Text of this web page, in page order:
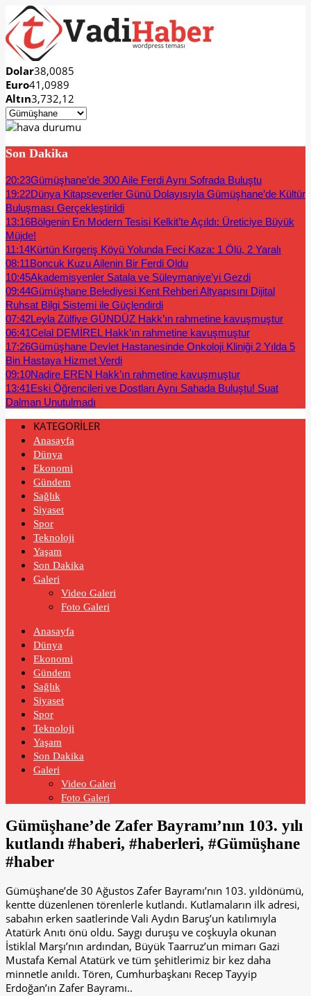
Dolar38,0085
Euro41,0989
Altın3,732,12
Son Dakika
20:23Gümüşhane’de 300 Aile Ferdi Aynı Sofrada Buluştu
19:22Dünya Kitapseverler Günü Dolayısıyla Gümüşhane’de Kültür
Buluşması Gerçekleştirildi
13:16Bölgenin En Modern Tesisi Kelkit’te Açıldı: Üreticiye Büyük
Müjde!
11:14Kürtün Kırgeriş Köyü Yolunda Feci Kaza: 1 Ölü, 2 Yaralı
08:11Boncuk Kuzu Ailenin Bir Ferdi Oldu
10:45Akademisyenler Satala ve Süleymaniye’yi Gezdi
09:44Gümüşhane Belediyesi Kent Rehberi Altyapısını Dijital
Ruhsat Bilgi Sistemi ile Güçlendirdi
07:42Leyla Zülfiye GÜNDÜZ Hakk’ın rahmetine kavuşmuştur
06:41Celal DEMİREL Hakk’ın rahmetine kavuşmuştur
17:26Gümüşhane Devlet Hastanesinde Onkoloji Kliniği 2 Yılda 5
Bin Hastaya Hizmet Verdi
09:10Nadire EREN Hakk’ın rahmetine kavuşmuştur
13:41Eski Öğrencileri ve Dostları Aynı Sahada Buluştu! Suat
Dalman Unutulmadı
KATEGORİLER
Anasayfa
Dünya
Ekonomi
Gündem
Sağlık
Siyaset
Spor
Teknoloji
Yaşam
Son Dakika
Galeri
Video Galeri
Foto Galeri
Anasayfa
Dünya
Ekonomi
Gündem
Sağlık
Siyaset
Spor
Teknoloji
Yaşam
Son Dakika
Galeri
Video Galeri
Foto Galeri
Gümüşhane’de Zafer Bayramı’nın 103. yılı
kutlandı #haberi, #haberleri, #Gümüşhane
#haber
Gümüşhane’de 30 Ağustos Zafer Bayramı’nın 103. yıldönümü,
kentte düzenlenen törenlerle kutlandı. Kutlamaların ilk adresi,
sabahın erken saatlerinde Vali Aydın Baruş’un katılımıyla
Atatürk Anıtı önü oldu. Saygı duruşu ve coşkuyla okunan
İstiklal Marşı’nın ardından, Büyük Taarruz’un mimarı Gazi
Mustafa Kemal Atatürk ve tüm şehitlerimiz bir kez daha
minnetle anıldı. Tören, Cumhurbaşkanı Recep Tayyip
Erdoğan’ın Zafer Bayramı..